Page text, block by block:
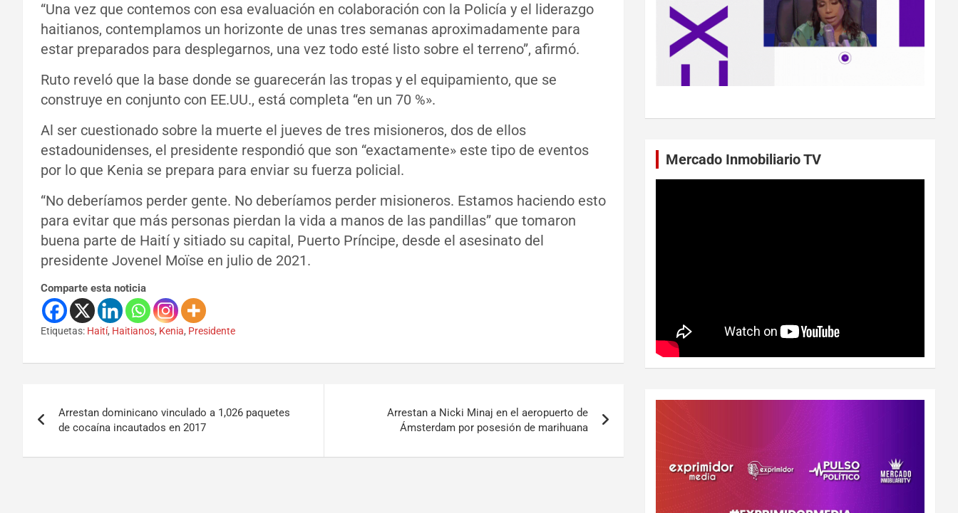
“Una vez que contemos con esa evaluación en colaboración con la Policía y el liderazgo
haitianos, contemplamos un horizonte de unas tres semanas aproximadamente para
estar preparados para desplegarnos, una vez todo esté listo sobre el terreno”, afirmó.
Ruto reveló que la base donde se guarecerán las tropas y el equipamiento, que se
construye en conjunto con EE.UU., está completa “en un 70 %».
Al ser cuestionado sobre la muerte el jueves de tres misioneros, dos de ellos
estadounidenses, el presidente respondió que son “exactamente» este tipo de eventos
por lo que Kenia se prepara para enviar su fuerza policial.
“No deberíamos perder gente. No deberíamos perder misioneros. Estamos haciendo esto
para evitar que más personas pierdan la vida a manos de las pandillas” que tomaron
buena parte de Haití y sitiado su capital, Puerto Príncipe, desde el asesinato del
presidente Jovenel Moïse en julio de 2021.
Comparte esta noticia
Etiquetas: Haití, Haitianos, Kenia, Presidente
Arrestan dominicano vinculado a 1,026 paquetes
de cocaína incautados en 2017
Arrestan a Nicki Minaj en el aeropuerto de
Ámsterdam por posesión de marihuana
Mercado Inmobiliario TV